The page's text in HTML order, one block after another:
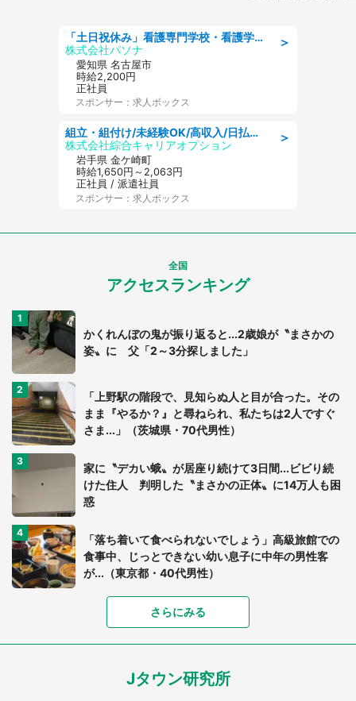
＞
「土日祝休み」看護専門学校・看護学部での教員業務/高時給/要資格:保健師、正看護師
株式会社パソナ
愛知県 名古屋市
時給2,200円
正社員
スポンサー：求人ボックス
＞
組立・組付け/未経験OK/高収入/日払いOK/交替制/20・30・40代活躍中
株式会社綜合キャリアオプション
岩手県 金ケ崎町
時給1,650円～2,063円
正社員 / 派遣社員
スポンサー：求人ボックス
全国
アクセスランキング
かくれんぼの鬼が振り返ると...2歳娘が〝まさかの
姿〟に 父「2～3分探しました」
「上野駅の階段で、見知らぬ人と目が合った。その
まま『やるか？』と尋ねられ、私たちは2人ですぐ
さま...」（茨城県・70代男性）
家に〝デカい蛾〟が居座り続けて3日間...ビビり続
けた住人 判明した〝まさかの正体〟に14万人も困
惑
「落ち着いて食べられないでしょう」高級旅館での
食事中、じっとできない幼い息子に中年の男性客
が...（東京都・40代男性）
「富豪すぎ」1歳息子の〝店頭駄々こね〟の内容に1.
7万人驚がく 「お菓子売り場ならまだしも...」「ハ
ードル高い」
あまりにも四角すぎる猫、激写される 「これもう
さらにみる
Jタウン研究所